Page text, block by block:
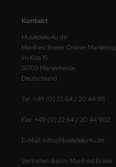
Kontakt
Musikdeko4u.de
Manfred Breier Online-Marketing
Im Kiss 15
51709 Marienheide
Deutschland
Tel: +49 (0) 22 64 / 20 44 911
Fax: +49 (0) 22 64 / 20 44 902
E-Mail: info@Musikdeko4u.de
Vertreten durch: Manfred Breier